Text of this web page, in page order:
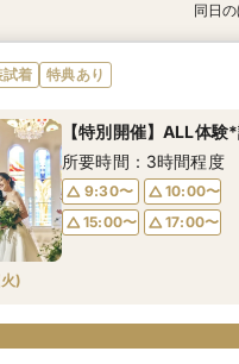
月)
【自宅で式場見学★】
10:00〜 17:00〜
月)
【迷っている方も大歓
10:00〜
15:00〜
17:00〜
月)
＼前々日〜当日予約◎
9:30〜
10:00〜
15:00〜
17:00〜
月)
【フォト婚】貸切邸宅
9:30〜
10:00〜
15:00〜
17:00〜
月)
今月限定【130万優待
9:30〜
10:00〜
15:00〜
17:00〜
同日
試着 特典あり
火)
【特別開催】ALL体
所要時間：3時間程度
9:30〜
10:00〜
15:00〜
17:00〜